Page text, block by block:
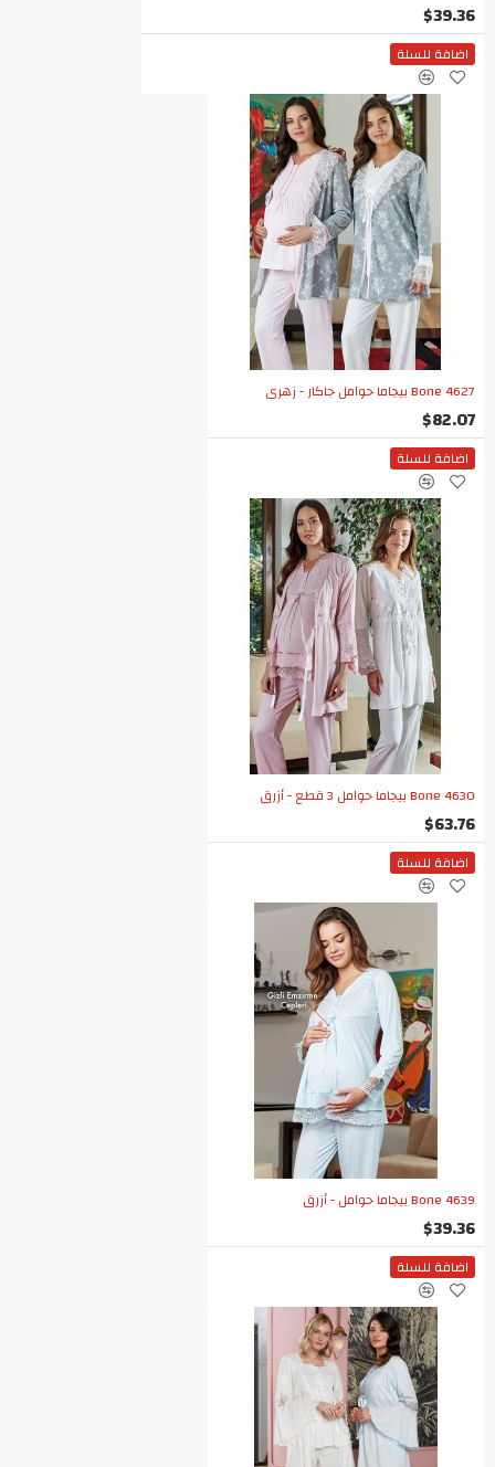
$39.36
اضافة للسلة
Bone 4627 بيجاما حوامل جاكار - زهري
$82.07
اضافة للسلة
Bone 4630 بيجاما حوامل 3 قطع - أزرق
$63.76
اضافة للسلة
Bone 4639 بيجاما حوامل - أزرق
$39.36
اضافة للسلة